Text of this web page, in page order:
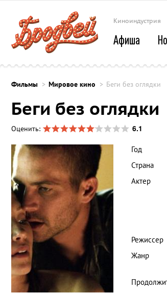
Киноиндустрия
Афиша
Фильмы Мировое кино Беги без оглядки
Беги без оглядки
Оценить: 6.1
Год
Страна
Актер
Режиссер
Жанр